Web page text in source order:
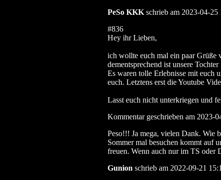
PeSo KKK schrieb am 2023-04-25
#836
Hey ihr Lieben,
ich wollte euch mal ein paar Grüße
dementsprechend ist unsere
Es waren tolle Erlebnisse mit euch
euch. Letztens erst die Youtube
Lasst euch nicht unterkriegen und
Kommentar geschrieben am
Peso!!! Ja mega, vielen Dank. Wie
Sommer mal besuchen kommt auf
freuen. Wenn auch nur im TS oder
Gunion schrieb am 2022-09-21